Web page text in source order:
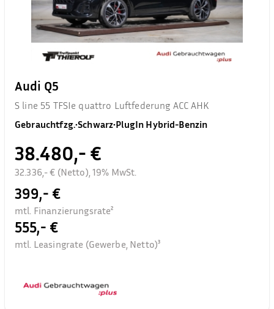
Audi Q5
S line 55 TFSIe quattro Luftfederung ACC AHK
Gebrauchtfzg.•Schwarz•PlugIn Hybrid-Benzin
38.480,- €
32.336,- € (Netto), 19% MwSt.
399,- €
mtl. Finanzierungsrate²
555,- €
mtl. Leasingrate (Gewerbe, Netto)³